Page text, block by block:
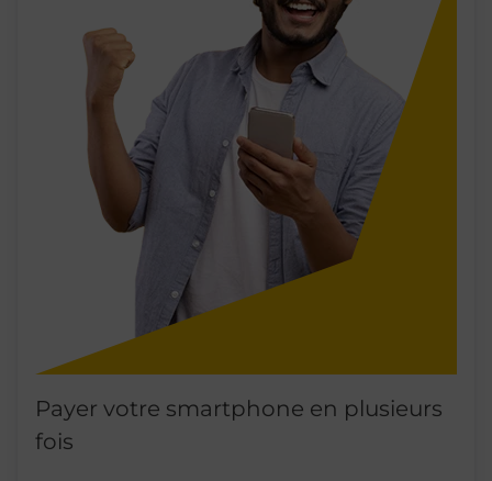
Payer votre smartphone en plusieurs
fois